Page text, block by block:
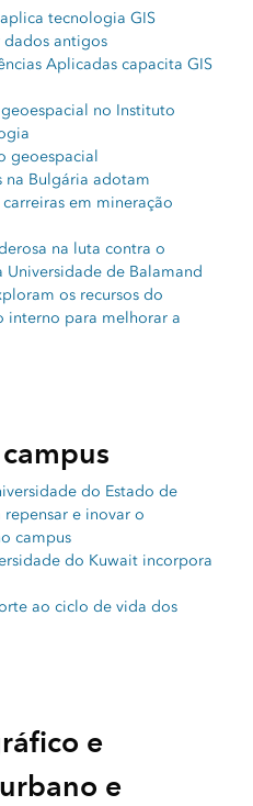
tecnologia GIS
dados antigos
Aplicadas capacita GIS
no Instituto
geoespacial
na Bulgária adotam
em mineração
na luta contra o
de Balamand
os recursos do
interno para melhorar a
do Estado de
e inovar o
campus
do Kuwait incorpora
ao ciclo de vida dos
e
e